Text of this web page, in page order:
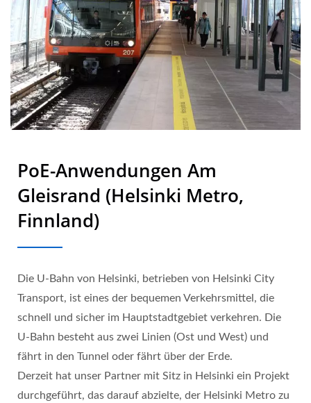
PoE-Anwendungen Am
Gleisrand (Helsinki Metro,
Finnland)
Die U-Bahn von Helsinki, betrieben von Helsinki City
Transport, ist eines der bequemen Verkehrsmittel, die
schnell und sicher im Hauptstadtgebiet verkehren. Die
U-Bahn besteht aus zwei Linien (Ost und West) und
fährt in den Tunnel oder fährt über der Erde.
Derzeit hat unser Partner mit Sitz in Helsinki ein Projekt
durchgeführt, das darauf abzielte, der Helsinki Metro zu